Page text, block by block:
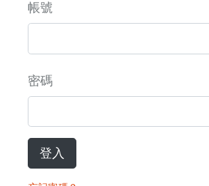
帳號
密碼
登入